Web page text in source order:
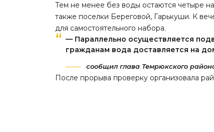
Тем не менее без воды остаются четыре
также поселки Береговой, Гарькуши. К
для самостоятельного набора.
— Параллельно осуществляется
гражданам вода доставляется на
сообщил глава Темрюкского
После прорыва проверку организовала